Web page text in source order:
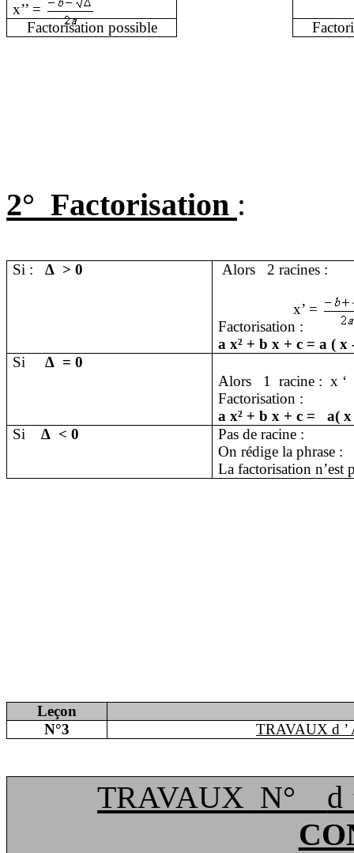
x’’ =
Factorisation possible
2° Factorisation :
Si : ∆ > 0 Alors 2 racines :
x’ =
Factorisation :
a x² + b x + c = a ( x
Si
∆ = 0
Alors
1 racine : x ‘
Factorisation :
a x² + b x + c =
a( x
Si
∆ < 0
Pas de racine :
On rédige la phrase :
La factorisation
Leçon
N°3
TRAVAUX d
TRAVAUX N°
d